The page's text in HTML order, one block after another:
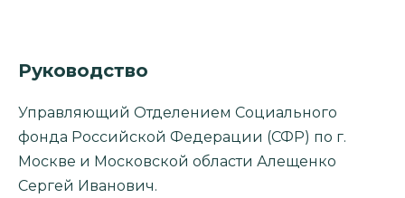
Руководство
Управляющий Отделением Социального
фонда Российской Федерации (СФР) по г.
Москве и Московской области Алещенко
Сергей Иванович.